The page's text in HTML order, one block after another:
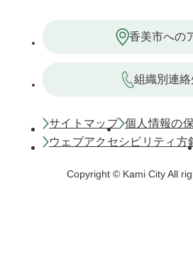
香美市への
組織別連絡
サイトマップ 個人情報の
ウェブアクセシビリティ方
Copyright © Kami City All